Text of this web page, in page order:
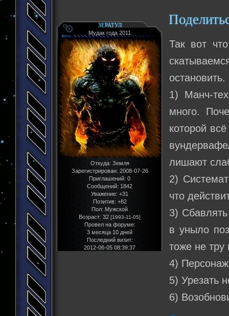
ЗЕРАТУЛ
Мудак года 2011
Откуда: Земля
Зарегистрирован: 2008-07-26
Приглашений: 0
Сообщений: 1842
Уважение: +31
Позитив: +82
Пол: Мужской
Возраст: 32 [1993-11-05]
Провел на форуме:
3 месяца 10 дней
Последний визит:
2012-06-05 08:39:37
Так вот
1) Манч-
много.
которой
лишают
2)
что
3)
в уныло
тоже не
4)
5) Урезать
6)